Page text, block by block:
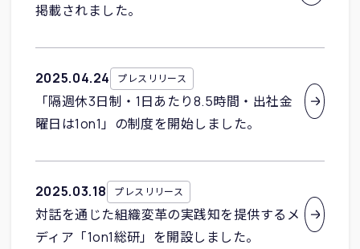
掲載されました。
2025.04.24 プレスリリース
「隔週休3日制・1日あたり8.5時間・出社金
曜日は1on1」の制度を開始しました。
2025.03.18 プレスリリース
対話を通じた組織変革の実践知を提供するメ
ディア「1on1総研」を開設しました。